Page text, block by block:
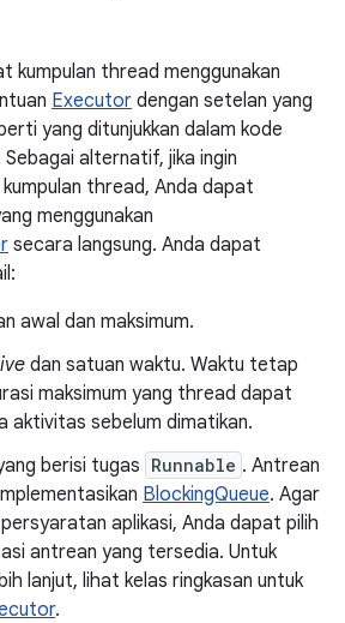
kumpulan thread menggunakan
Executor dengan setelan yang
yang ditunjukkan dalam kode
alternatif, jika ingin
thread, Anda dapat
menggunakan
secara langsung. Anda dapat
awal dan maksimum.
dan satuan waktu. Waktu tetap
maksimum yang thread dapat
aktivitas sebelum dimatikan.
berisi tugas Runnable . Antrean
BlockingQueue. Agar
aplikasi, Anda dapat pilih
antrean yang tersedia. Untuk
lanjut, lihat kelas ringkasan untuk
.